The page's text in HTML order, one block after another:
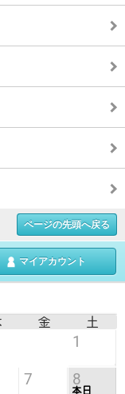
ページの先頭へ戻る
マイアカウント